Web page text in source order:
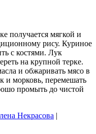
получается мягкой и
рису. Куриное
с костями. Лук
на крупной терке.
и обжаривать мясо в
и морковь, перемешать
промыть до чистой
Некрасова |